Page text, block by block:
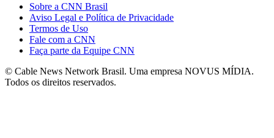
Sobre a CNN Brasil
Aviso Legal e Política de Privacidade
Termos de Uso
Fale com a CNN
Faça parte da Equipe CNN
© Cable News Network Brasil. Uma empresa NOVUS MÍDIA.
Todos os direitos reservados.